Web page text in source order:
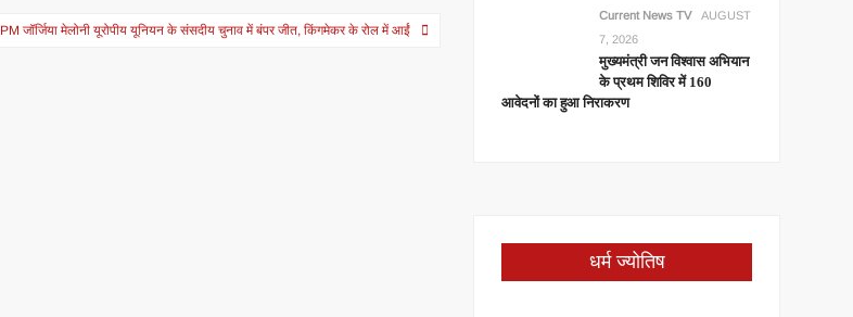
PM जॉर्जिया मेलोनी यूरोपीय यूनियन के संसदीय चुनाव में बंपर जीत, किंगमेकर के रोल में आईं
Current News TV
AUGUST
7, 2026
मुख्यमंत्री जन विश्वास अभियान
के प्रथम शिविर में 160
आवेदनों का हुआ निराकरण
धर्म ज्योतिष